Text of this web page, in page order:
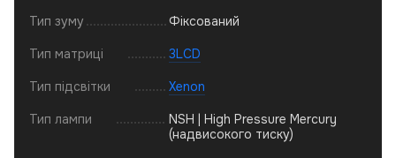
Тип зуму Фіксований
Тип матриці 3LCD
Тип підсвітки Xenon
Тип лампи
NSH | High Pressure Mercury
(надвисокого тиску)